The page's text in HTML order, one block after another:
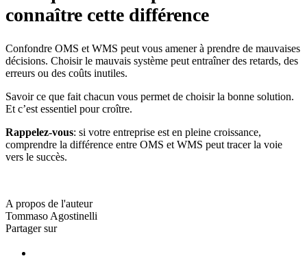
connaître cette différence
Confondre OMS et WMS peut vous amener à prendre de mauvaises
décisions. Choisir le mauvais système peut entraîner des retards, des
erreurs ou des coûts inutiles.
Savoir ce que fait chacun vous permet de choisir la bonne solution.
Et c’est essentiel pour croître.
Rappelez-vous: si votre entreprise est en pleine croissance,
comprendre la différence entre OMS et WMS peut tracer la voie
vers le succès.
A propos de l'auteur
Tommaso Agostinelli
Partager sur